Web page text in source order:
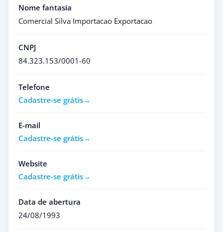
Nome fantasia
Comercial Silva Importacao Exportacao
CNPJ
84.323.153/0001-60
Telefone
Cadastre-se grátis
E-mail
Cadastre-se grátis
Website
Cadastre-se grátis
Data de abertura
24/08/1993